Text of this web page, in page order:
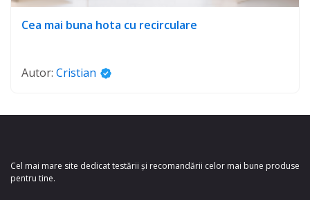
Cea mai buna hota cu recirculare
Autor: Cristian
Cel mai mare site dedicat testării și recomandării celor mai bune produse
pentru tine.